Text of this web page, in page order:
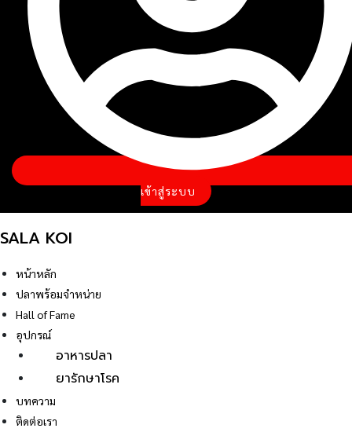
เข้าสู่ระบบ
SALA KOI
หน้าหลัก
ปลาพร้อมจำหน่าย
Hall of Fame
อุปกรณ์
อาหารปลา
ยารักษาโรค
บทความ
ติดต่อเรา